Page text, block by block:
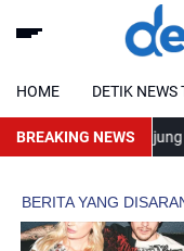
HOME DETIK NEWS
BREAKING NEWS
BBM Tak Kunjung Usai,